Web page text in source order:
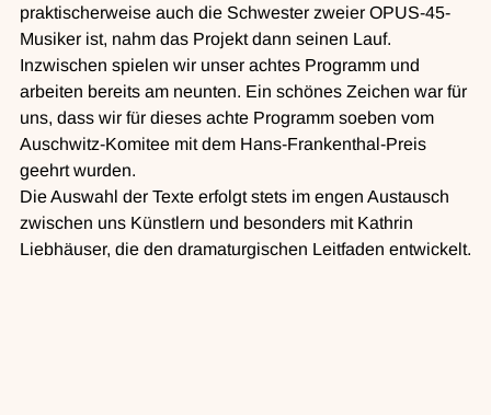
praktischerweise auch die Schwester zweier OPUS-45-
Musiker ist, nahm das Projekt dann seinen Lauf.
Inzwischen spielen wir unser achtes Programm und
arbeiten bereits am neunten. Ein schönes Zeichen war für
uns, dass wir für dieses achte Programm soeben vom
Auschwitz-Komitee mit dem Hans-Frankenthal-Preis
geehrt wurden.
Die Auswahl der Texte erfolgt stets im engen Austausch
zwischen uns Künstlern und besonders mit Kathrin
Liebhäuser, die den dramaturgischen Leitfaden entwickelt.